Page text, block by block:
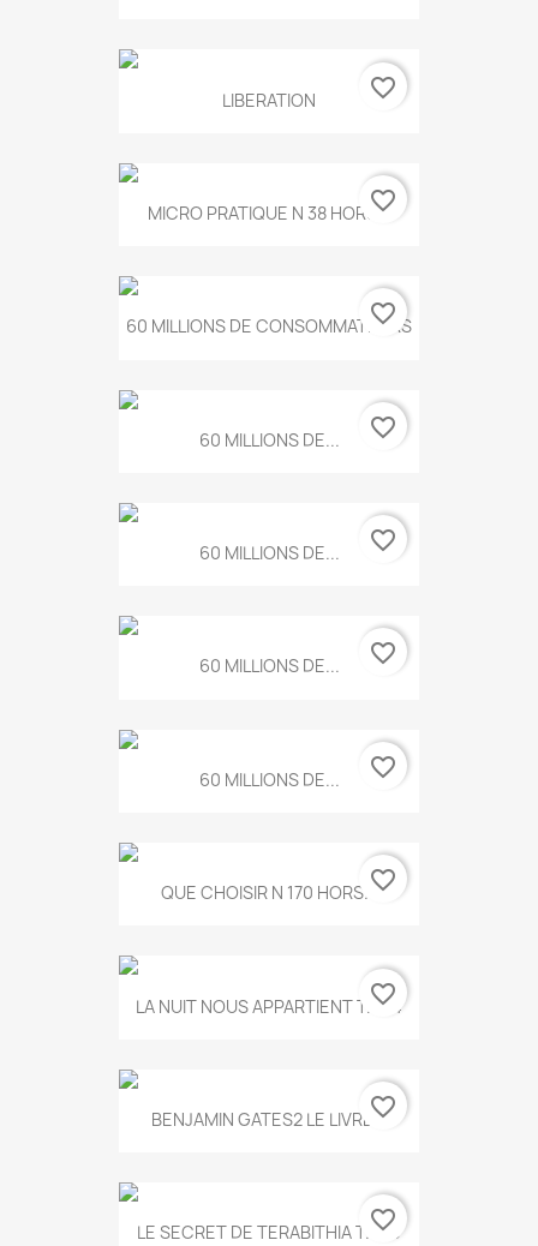
LIBERATION favorite_border
MICRO PRATIQUE N 38 HORS...
favorite_border
60 MILLIONS DE CONSOMMATEURS
favorite_border
60 MILLIONS DE... favorite_border
60 MILLIONS DE... favorite_border
60 MILLIONS DE... favorite_border
60 MILLIONS DE... favorite_border
QUE CHOISIR N 170 HORS...favorite_border
LA NUIT NOUS APPARTIENT T.634
favorite_border
BENJAMIN GATES2 LE LIVRE...
favorite_border
LE SECRET DE TERABITHIA T.560
favorite_border